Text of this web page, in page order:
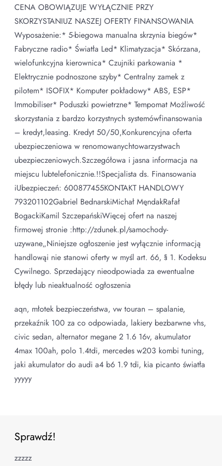
CENA OBOWIĄZUJE WYŁĄCZNIE PRZY
SKORZYSTANIUZ NASZEJ OFERTY FINANSOWANIA
Wyposażenie:* 5-biegowa manualna skrzynia biegów*
Fabryczne radio* Światła Led* Klimatyzacja* Skórzana,
wielofunkcyjna kierownica* Czujniki parkowania *
Elektrycznie podnoszone szyby* Centralny zamek z
pilotem* ISOFIX* Komputer pokładowy* ABS, ESP*
Immobiliser* Poduszki powietrzne* Tempomat Możliwość
skorzystania z bardzo korzystnych systemówfinansowania
– kredyt,leasing. Kredyt 50/50,Konkurencyjna oferta
ubezpieczeniowa w renomowanychtowarzystwach
ubezpieczeniowych.Szczegółowa i jasna informacja na
miejscu lubtelefonicznie.!!Specjalista ds. Finansowania
iUbezpieczeń: 600877455KONTAKT HANDLOWY
793201102Gabriel BednarskiMichał MęndakRafał
BogackiKamil SzczepańskiWięcej ofert na naszej
firmowej stronie :http://zdunek.pl/samochody-
uzywane„Niniejsze ogłoszenie jest wyłącznie informacją
handlowąi nie stanowi oferty w myśl art. 66, § 1. Kodeksu
Cywilnego. Sprzedający nieodpowiada za ewentualne
błędy lub nieaktualność ogłoszenia
aqn, młotek bezpieczeństwa, vw touran – spalanie,
przekaźnik 100 za co odpowiada, lakiery bezbarwne vhs,
civic sedan, alternator megane 2 1.6 16v, akumulator
4max 100ah, polo 1.4tdi, mercedes w203 kombi tuning,
jaki akumulator do audi a4 b6 1.9 tdi, kia picanto światła
yyyyy
Sprawdź!
zzzzz